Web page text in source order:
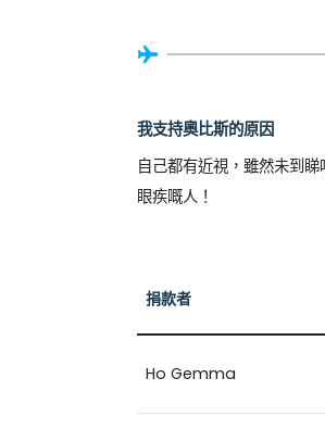
我支持奧比斯的原因
自己都有近視，雖然未到
眼疾嘅人！
捐款者
Ho Gemma